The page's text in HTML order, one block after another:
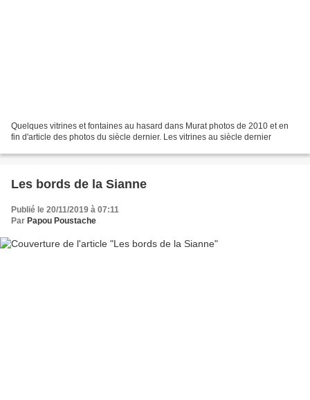
Quelques vitrines et fontaines au hasard dans Murat photos de 2010 et en
fin d'article des photos du siècle dernier. Les vitrines au siècle dernier
Les bords de la Sianne
Publié le 20/11/2019 à 07:11
Par Papou Poustache